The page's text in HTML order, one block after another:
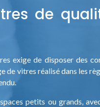
de
exige de disposer des
vitres réalisé dans les
petits ou grands,